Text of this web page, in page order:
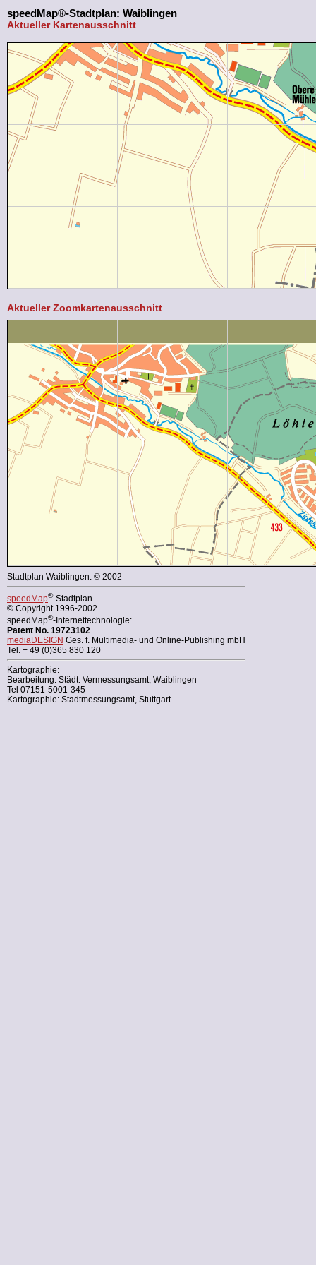
speedMap®-Stadtplan: Waiblingen
Aktueller Kartenausschnitt
Aktueller Zoomkartenausschnitt
Stadtplan Waiblingen: © 2002
speedMap®-Stadtplan
© Copyright 1996-2002
speedMap®-Internettechnologie:
Patent No. 19723102
mediaDESIGN Ges. f. Multimedia- und Online-Publishing mbH
Tel. + 49 (0)365 830 120
Kartographie:
Bearbeitung: Städt. Vermessungsamt, Waiblingen
Tel 07151-5001-345
Kartographie: Stadtmessungsamt, Stuttgart